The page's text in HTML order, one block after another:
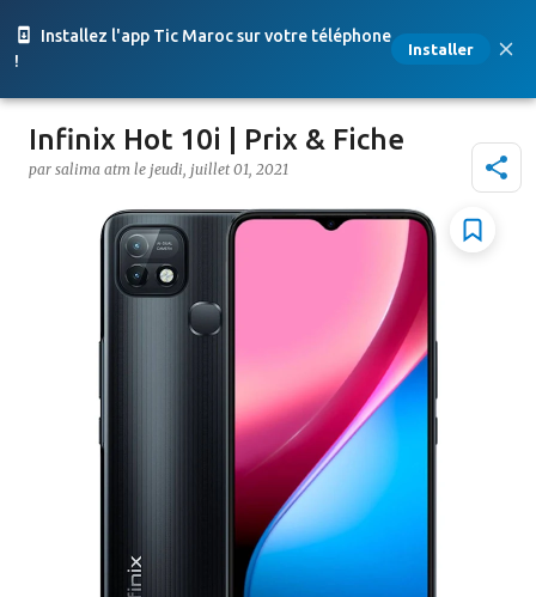
Installez l'app Tic Maroc sur votre téléphone
!
Installer
Accéder au contenu principal
Infinix Hot 10i | Prix & Fiche
par salima atm le jeudi, juillet 01, 2021